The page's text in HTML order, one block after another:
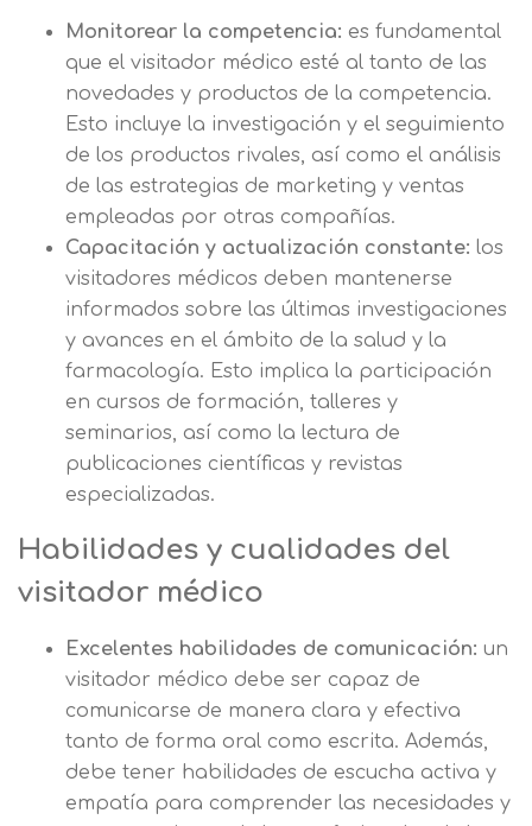
Monitorear la competencia: es fundamental
que el visitador médico esté al tanto de las
novedades y productos de la competencia.
Esto incluye la investigación y el seguimiento
de los productos rivales, así como el análisis
de las estrategias de marketing y ventas
empleadas por otras compañías.
Capacitación y actualización constante: los
visitadores médicos deben mantenerse
informados sobre las últimas investigaciones
y avances en el ámbito de la salud y la
farmacología. Esto implica la participación
en cursos de formación, talleres y
seminarios, así como la lectura de
publicaciones científicas y revistas
especializadas.
Habilidades y cualidades del
visitador médico
Excelentes habilidades de comunicación: un
visitador médico debe ser capaz de
comunicarse de manera clara y efectiva
tanto de forma oral como escrita. Además,
debe tener habilidades de escucha activa y
empatía para comprender las necesidades y